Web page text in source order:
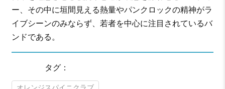
ー、その中に垣間見える熱量やパンクロックの精神がラ
イブシーンのみならず、若者を中心に注目されているバ
ンドである。
タグ：
オレンジスパイニクラブ